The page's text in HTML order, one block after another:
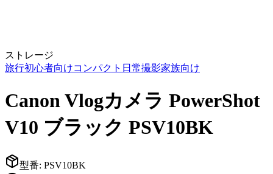
ストレージ
旅行初心者向けコンパクト 日常撮影家族向け
Canon Vlogカメラ PowerShot
V10 ブラック PSV10BK
型番: PSV10BK